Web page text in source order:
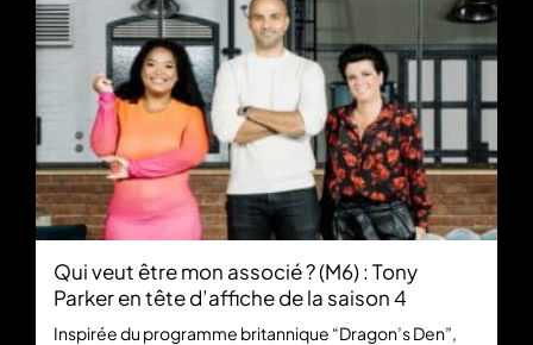
Qui veut être mon associé ? (M6) : Tony
Parker en tête d’affiche de la saison 4
Inspirée du programme britannique “Dragon’s Den”,